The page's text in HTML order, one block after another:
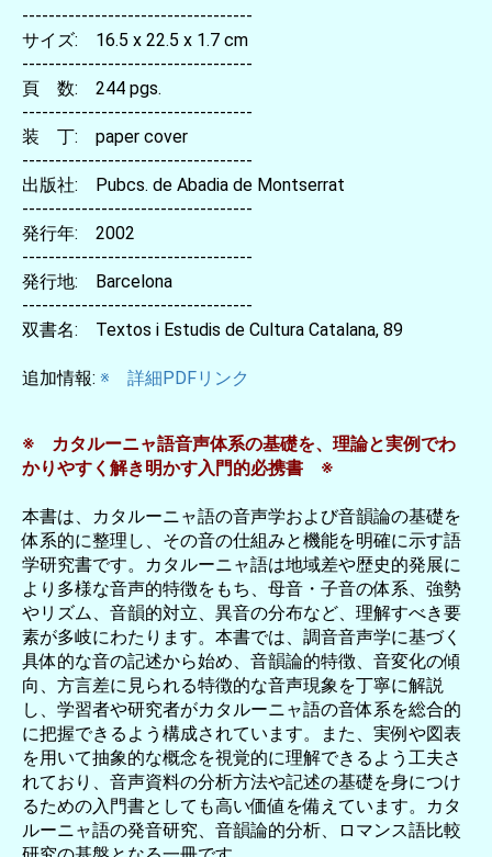
-----------------------------------
サイズ: 16.5 x 22.5 x 1.7 cm
-----------------------------------
頁 数: 244 pgs.
-----------------------------------
装 丁: paper cover
-----------------------------------
出版社: Pubcs. de Abadia de Montserrat
-----------------------------------
発行年: 2002
-----------------------------------
発行地: Barcelona
-----------------------------------
双書名: Textos i Estudis de Cultura Catalana, 89
追加情報: ※ 詳細PDFリンク
※ カタルーニャ語音声体系の基礎を、理論と実例でわ
かりやすく解き明かす入門的必携書 ※
本書は、カタルーニャ語の音声学および音韻論の基礎を
体系的に整理し、その音の仕組みと機能を明確に示す語
学研究書です。カタルーニャ語は地域差や歴史的発展に
より多様な音声的特徴をもち、母音・子音の体系、強勢
やリズム、音韻的対立、異音の分布など、理解すべき要
素が多岐にわたります。本書では、調音音声学に基づく
具体的な音の記述から始め、音韻論的特徴、音変化の傾
向、方言差に見られる特徴的な音声現象を丁寧に解説
し、学習者や研究者がカタルーニャ語の音体系を総合的
に把握できるよう構成されています。また、実例や図表
を用いて抽象的な概念を視覚的に理解できるよう工夫さ
れており、音声資料の分析方法や記述の基礎を身につけ
るための入門書としても高い価値を備えています。カタ
ルーニャ語の発音研究、音韻論的分析、ロマンス語比較